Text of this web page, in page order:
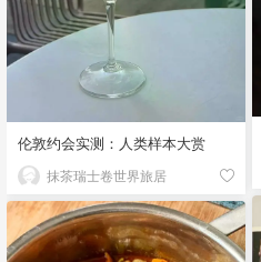
伦敦约会实测：人类样本大赏
抹茶瑞士卷世界旅居